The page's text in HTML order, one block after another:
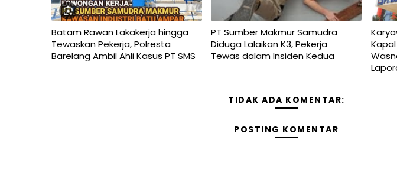
Batam Rawan Lakakerja hingga
Tewaskan Pekerja, Polresta
Barelang Ambil Ahli Kasus PT SMS
PT Sumber Makmur Samudra
Diduga Lalaikan K3, Pekerja
Tewas dalam Insiden Kedua
Kapal
TIDAK ADA KOMENTAR:
POSTING KOMENTAR